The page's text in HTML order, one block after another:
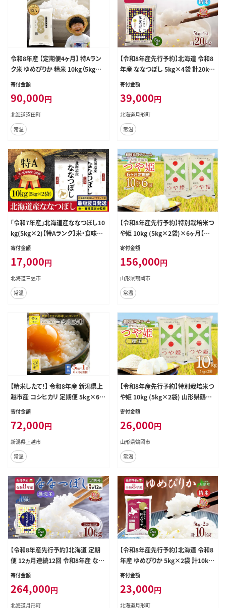
令和8年産 【定期便4ヶ月】 特Aラン
ク米 ゆめぴりか 精米 10kg（5kg×2
袋）【11月発送】雪冷気 籾貯蔵 雪中
寄付金額
90,000円
北海道沼田町
常温
【令和8年産先行予約】北海道 令和8
年産 ななつぼし 5kg×4袋 計20kg
特A 精米 米 白米 ご飯 お米 ごはん
常温 お取り寄せ 産地直送 送料無料
月形
寄付金額
39,000円
北海道月形町
常温
「令和7年産」北海道産ななつぼし10
kg(5kg×2)【特Aランク】米・食味鑑
定士監修＜最短翌日発送＞【16060
寄付金額
17,000円
北海道三笠市
常温
【令和8年産先行予約】特別栽培米つ
や姫 10kg (5kg×2袋)×6ヶ月【定
期便】 鶴岡協同ファーム
寄付金額
156,000円
山形県鶴岡市
常温
【精米したて！】 令和8年産 新潟県上
越市産 コシヒカリ 定期便 5kg×6回
30kg 新米 先行予約 蛍の里
寄付金額
72,000円
新潟県上越市
常温
【令和8年産先行予約】特別栽培米つ
や姫 10kg (5kg×2袋) 山形県鶴岡
産 鶴岡協同ファーム
寄付金額
26,000円
山形県鶴岡市
常温
【令和8年産先行予約】北海道 定期
便 12ヵ月連続12回 令和8年産 なな
つぼし 無洗米 5kg×2袋 特A 米 白
時短 便利 常温 お取り寄せ 産地直送
送料無料 月形
寄付金額
264,000円
北海道月形町
【令和8年産先行予約】北海道 令和8
年産 ゆめぴりか 5kg×2袋 計10kg
特A 精米 米 白米 ご飯 お米 ごはん
お取り寄せ 産地直送 送料無料
寄付金額
23,000円
北海道月形町